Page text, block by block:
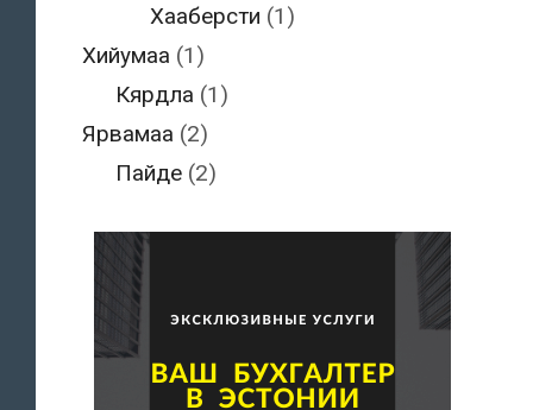
Хааберсти (1)
Хийумаа (1)
Кярдла (1)
Ярвамаа (2)
Пайде (2)